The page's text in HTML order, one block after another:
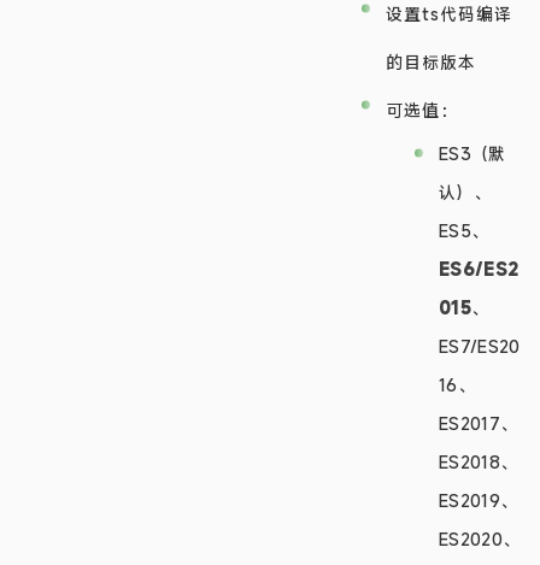
设置ts代码编译
的目标版本
可选值：
ES3（默
认）、
ES5、
ES6/ES2
015、
ES7/ES20
16、
ES2017、
ES2018、
ES2019、
ES2020、